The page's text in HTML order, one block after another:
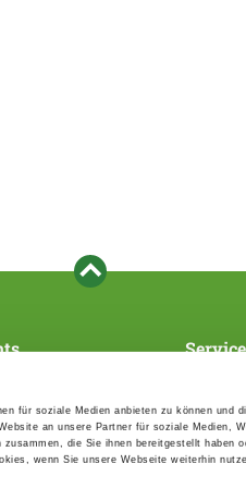
für soziale Medien anbieten zu können und
an unsere Partner für soziale Medien,
die Sie ihnen bereitgestellt haben
wenn Sie unsere Webseite weiterhin
calender
Service
Forms,
directories
Statutes